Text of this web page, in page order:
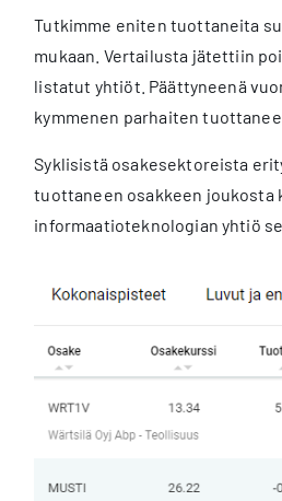
Tutkimme eniten tuottaneita
mukaan. Vertailusta jätettiin
listatut yhtiöt. Päättyneenä
kymmenen parhaiten
Syklisistä osakesektoreista
tuottaneen osakkeen joukosta
informaatioteknologian yhtiö